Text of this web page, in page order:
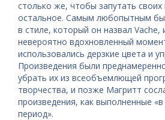
столько же, чтобы запутать своих
остальное. Самым любопытным
в стиле, который он назвал
невероятно вдохновленный
использовались дерзкие цвета и
Произведения были
убрать их из всеобъемлющей
творчества, и позже Магритт
произведения, как выполненные
период».